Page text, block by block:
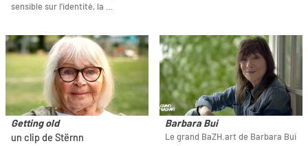
sensible sur l’identité, la …
Getting old
un clip de Stërnn
Barbara Bui
Le grand BaZH.art de Barbara Bui